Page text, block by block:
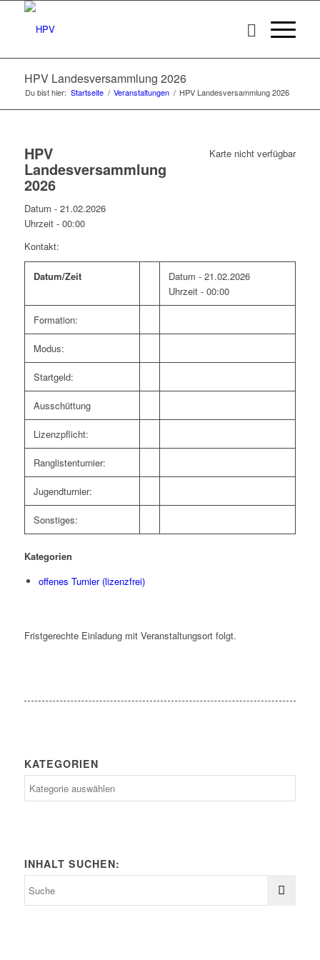
HPV Landesversammlung 2026
Du bist hier: Startseite / Veranstaltungen / HPV Landesversammlung 2026
Karte nicht verfügbar
HPV
Landesversammlung
2026
Datum - 21.02.2026
Uhrzeit - 00:00
Kontakt:
Datum/Zeit
Datum - 21.02.2026
Uhrzeit - 00:00
Formation:
Modus:
Startgeld:
Ausschüttung
Lizenzpflicht:
Ranglistenturnier:
Jugendturnier:
Sonstiges:
Kategorien
offenes Turnier (lizenzfrei)
Fristgerechte Einladung mit Veranstaltungsort folgt.
KATEGORIEN
INHALT SUCHEN: